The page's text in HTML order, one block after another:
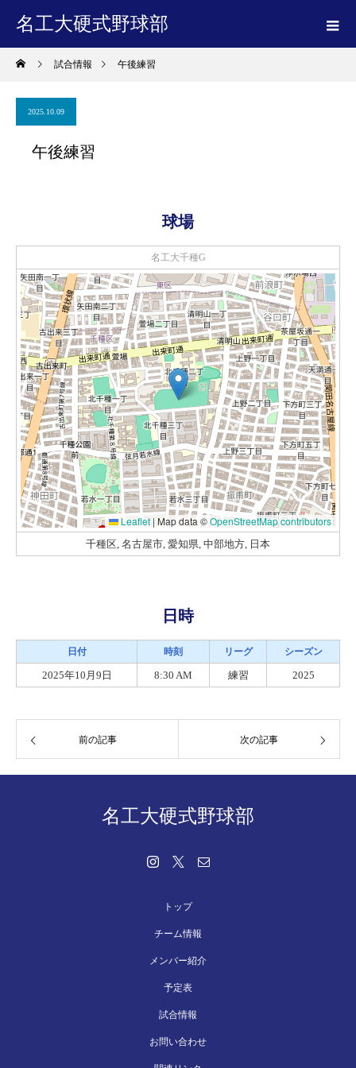
名工大硬式野球部
試合情報 午後練習
2025.10.09
午後練習
球場
名工大千種G
Leaflet | Map data ©OpenStreetMap contributors
千種区, 名古屋市, 愛知県, 中部地方, 日本
日時
日付 時刻 リーグ シーズン
2025年10月9日 8:30 AM 練習 2025
前の記事 次の記事
名工大硬式野球部
トップ
チーム情報
メンバー紹介
予定表
試合情報
お問い合わせ